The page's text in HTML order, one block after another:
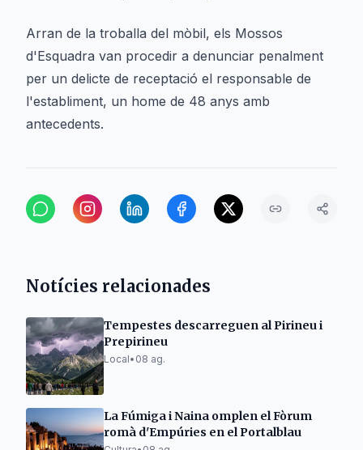
Arran de la troballa del mòbil, els Mossos
d'Esquadra van procedir a denunciar penalment
per un delicte de receptació el responsable de
l'establiment, un home de 48 anys amb
antecedents.
Notícies relacionades
Tempestes descarreguen al Pirineu i
Prepirineu
Local• 08 ag.
La Fúmiga i Naina omplen el Fòrum
romà d'Empúries en el Portalblau